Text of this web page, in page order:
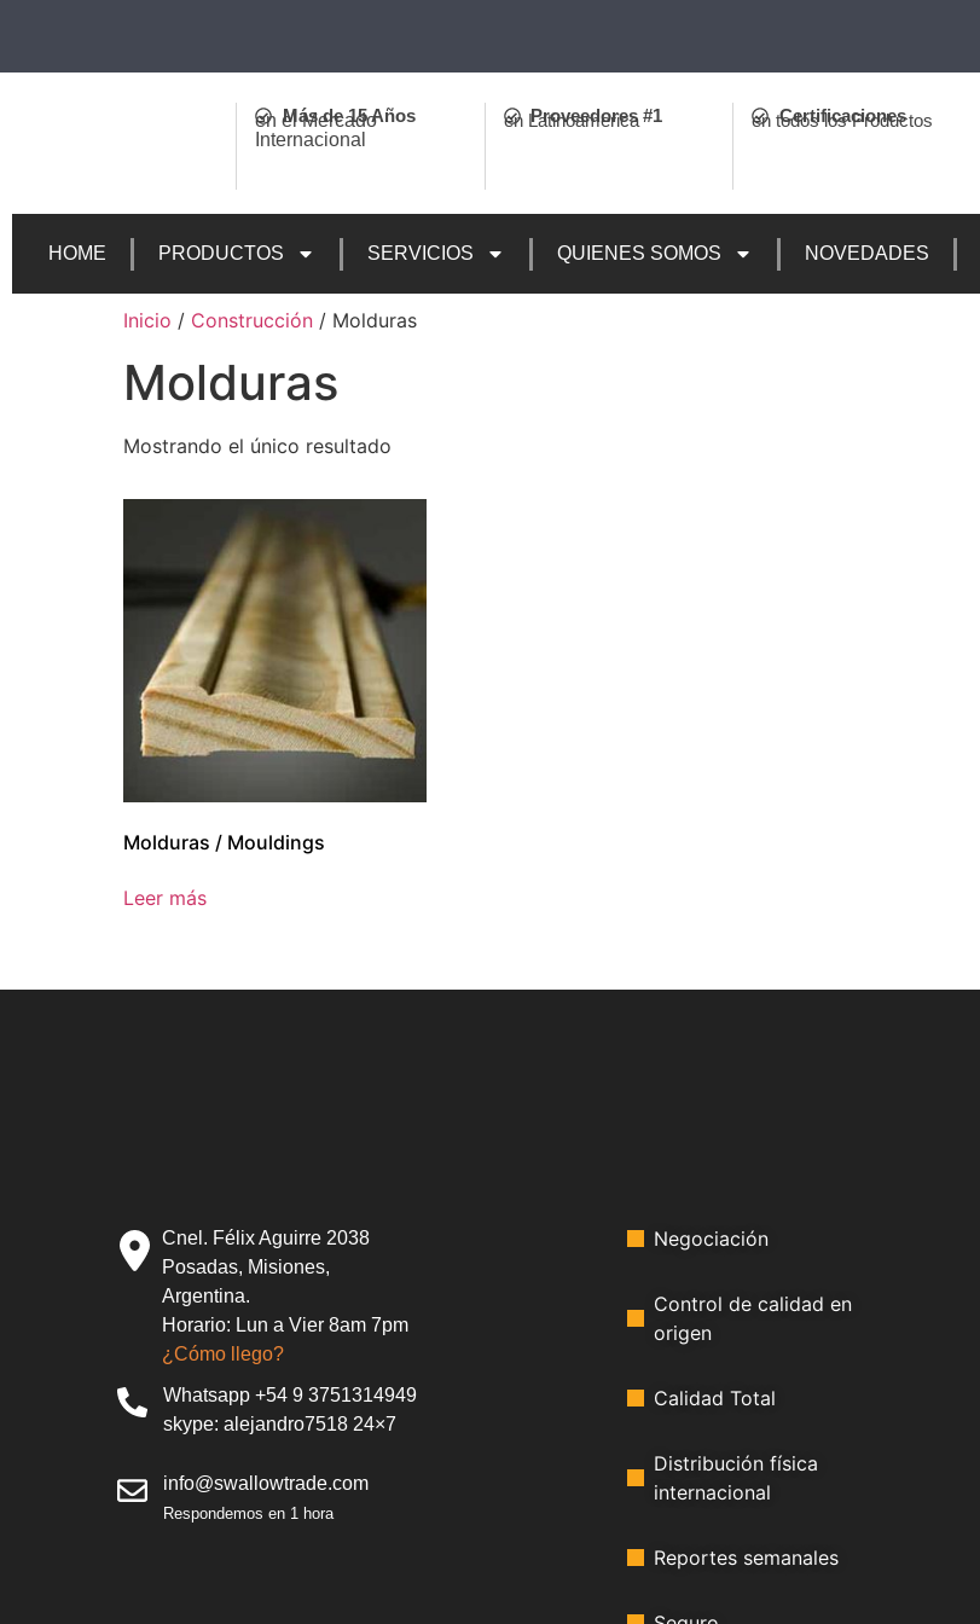
Más de 15 Años
en el Mercado
Internacional
Proveedores #1
en Latinoamerica Certificaciones
en todos los Productos
HOME PRODUCTOS SERVICIOS QUIENES SOMOS NOVEDADES
Inicio / Construcción / Molduras
Molduras
Mostrando el único resultado
Molduras / Mouldings
Leer más
Cnel. Félix Aguirre 2038
Posadas, Misiones,
Argentina.
Horario: Lun a Vier 8am 7pm
¿Cómo llego?
Whatsapp +54 9 3751314949
skype: alejandro7518 24×7
info@swallowtrade.com
Respondemos en 1 hora
Negociación
Control de calidad en
origen
Calidad Total
Distribución física
internacional
Reportes semanales